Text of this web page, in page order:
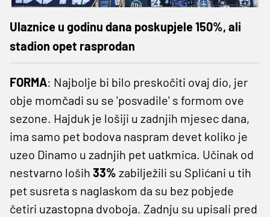
Ulaznice u godinu dana poskupjele 150%, ali
stadion opet rasprodan
FORMA: Najbolje bi bilo preskočiti ovaj dio, jer
obje momčadi su se 'posvadile' s formom ove
sezone. Hajduk je lošiji u zadnjih mjesec dana,
ima samo pet bodova naspram devet koliko je
uzeo Dinamo u zadnjih pet uatkmica. Učinak od
nestvarno loših 33% zabilježili su Splićani u tih
pet susreta s naglaskom da su bez pobjede
četiri uzastopna dvoboja. Zadnju su upisali pred